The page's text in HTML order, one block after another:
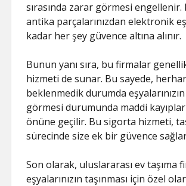
sırasında zarar görmesi engellenir.
antika parçalarınızdan elektronik
kadar her şey güvence altına alınır.
Bunun yanı sıra, bu firmalar
hizmeti de sunar. Bu sayede,
beklenmedik durumda
görmesi durumunda maddi
önüne geçilir. Bu sigorta hizmeti,
sürecinde size ek bir güvence
Son olarak, uluslararası ev taşıma
eşyalarınızın taşınması için özel